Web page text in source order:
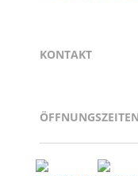
KONTAKT
ÖFFNUNGSZEITEN